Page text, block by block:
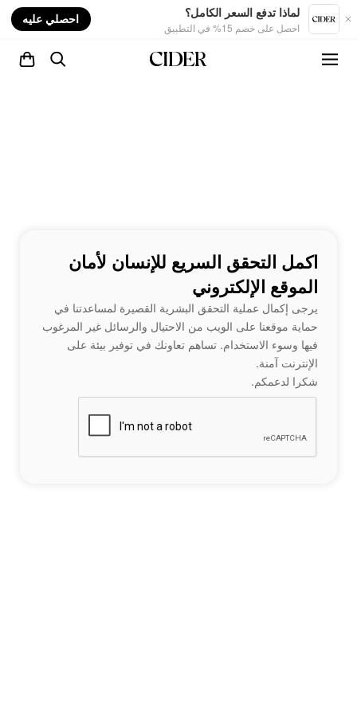
لماذا تدفع السعر الكامل؟
احصل على خصم 15% في التطبيق
احصلي عليه
اكمل التحقق السريع للإنسان لأمان
الموقع الإلكتروني
يرجى إكمال عملية التحقق البشرية القصيرة لمساعدتنا في
حماية موقعنا على الويب من الاحتيال والرسائل غير المرغوب
فيها وسوء الاستخدام. تساهم تعاونك في توفير بيئة على
الإنترنت آمنة.
شكرا لدعمكم.